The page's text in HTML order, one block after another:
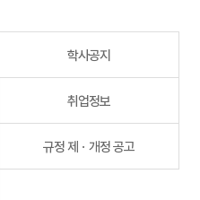
학사공지
취업정보
규정 제ㆍ개정 공고